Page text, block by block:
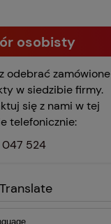
osobisty
odebrać zamówione
w siedzibie firmy.
się z nami w tej
telefonicznie:
524